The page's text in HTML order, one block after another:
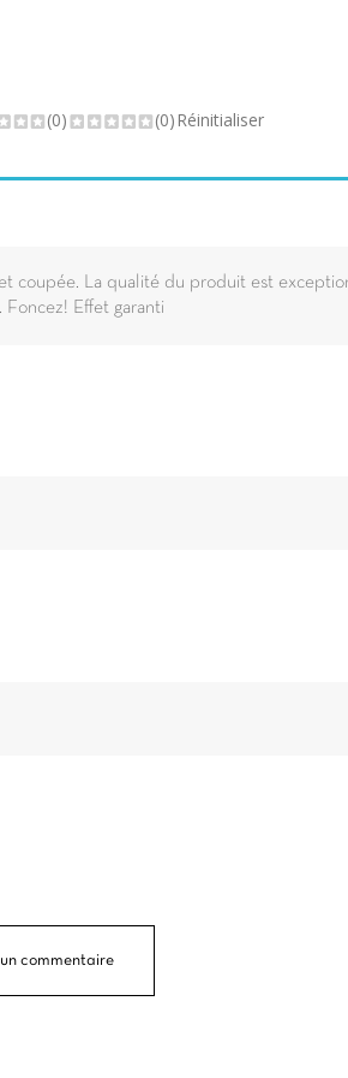
(0) (0)Réinitialiser
commentaire
coupée. La qualité du produit est
Foncez! Effet garanti